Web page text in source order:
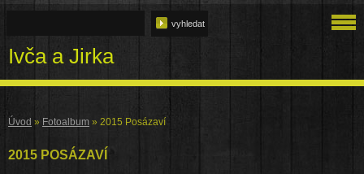
Ivča a Jirka
Úvod » Fotoalbum » 2015 Posázaví
2015 POSÁZAVÍ